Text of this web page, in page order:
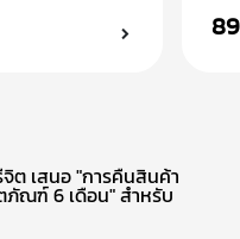
ต เสนอ "การคืนสินค้า
ภัณฑ์ 6 เดือน" สำหรับ